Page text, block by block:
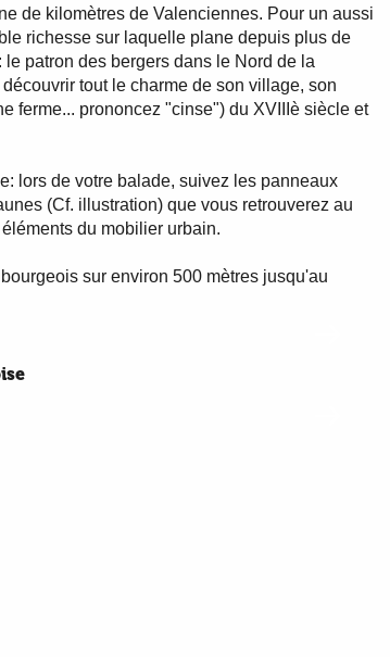
de kilomètres de Valenciennes. Pour un aussi
richesse sur laquelle plane depuis plus de
patron des bergers dans le Nord de la
tout le charme de son village, son
ferme... prononcez "cinse") du XVIIIè siècle et
lors de votre balade, suivez les panneaux
(Cf. illustration) que vous retrouverez au
du mobilier urbain.
sur environ 500 mètres jusqu'au